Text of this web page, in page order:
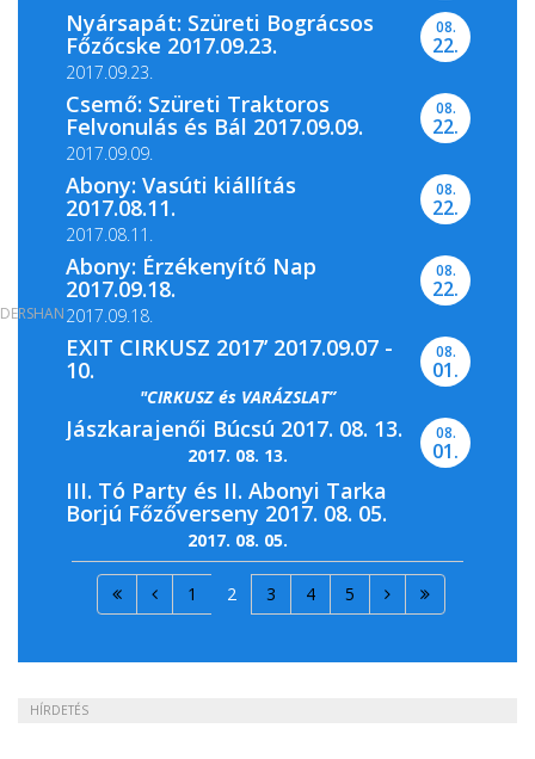
Nyársapát: Szüreti Bográcsos
Főzőcske 2017.09.23.
2017.09.23.
08.
22.
Csemő: Szüreti Traktoros
Felvonulás és Bál 2017.09.09.
2017.09.09.
08.
22.
Abony: Vasúti kiállítás
2017.08.11.
2017.08.11.
08.
22.
Abony: Érzékenyítő Nap
2017.09.18.
2017.09.18.
08.
22.
EXIT CIRKUSZ 2017’ 2017.09.07 -
10.
"CIRKUSZ és VARÁZSLAT”
08.
01.
Jászkarajenői Búcsú 2017. 08. 13.
2017. 08. 13.
08.
01.
III. Tó Party és II. Abonyi Tarka
Borjú Főzőverseny 2017. 08. 05.
2017. 08. 05.
1 2 3 4 5
HÍRDETÉS
DERSHAN